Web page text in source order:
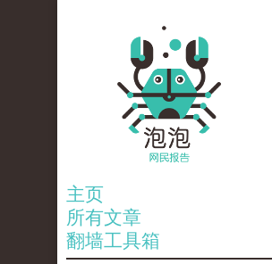
主页
所有文章
翻墙工具箱